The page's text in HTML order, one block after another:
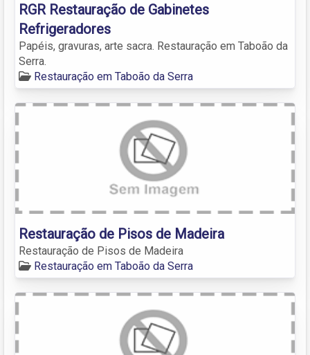
RGR Restauração de Gabinetes
Refrigeradores
Papéis, gravuras, arte sacra. Restauração em Taboão da
Serra.
Restauração em Taboão da Serra
Restauração de Pisos de Madeira
Restauração de Pisos de Madeira
Restauração em Taboão da Serra